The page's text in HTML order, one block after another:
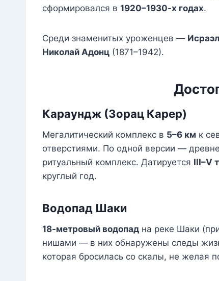
сформировался в 1920–1930-х годах.
Среди знаменитых уроженцев —
Николай Адонц (1871–1942).
Караундж (Зорац Карер)
Мегалитический комплекс в 5–6 км к
отверстиями. По одной версии —
ритуальный комплекс. Датируется III–V
круглый год.
Водопад Шаки
18-метровый водопад на реке Шаки
нишами — в них обнаружены следы
которая бросилась со скалы, не желая